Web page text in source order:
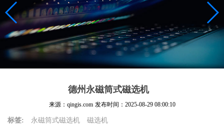
德州永磁筒式磁选机
来源：qingis.com 发布时间： 2025-08-29 08:00:10
标签: 永磁筒式磁选机 磁选机